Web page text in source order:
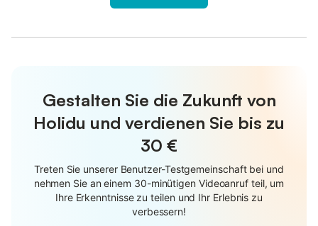
Gestalten Sie die Zukunft von
Holidu und verdienen Sie bis zu
30 €
Treten Sie unserer Benutzer-Testgemeinschaft bei und
nehmen Sie an einem 30-minütigen Videoanruf teil, um
Ihre Erkenntnisse zu teilen und Ihr Erlebnis zu
verbessern!